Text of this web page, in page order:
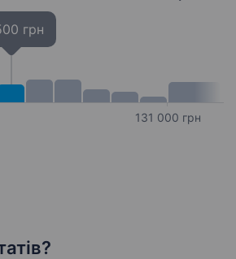
грн
131 000 грн